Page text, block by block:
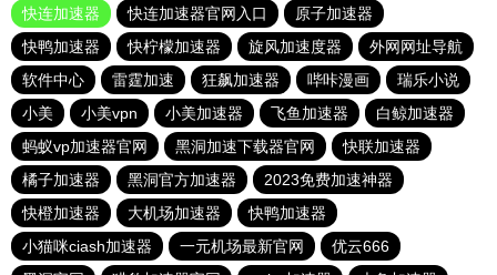
快连加速器
快连加速器官网入口
原子加速器
快鸭加速器
快柠檬加速器 旋风加速度器
外网网址导航
软件中心
雷霆加速 狂飙加速器 哔咔漫画
瑞乐小说
小美
小美vpn 小美加速器 飞鱼加速器
白鲸加速器
蚂蚁vp加速器官网
黑洞加速下载器官网
快联加速器
橘子加速器
黑洞官方加速器
2023免费加速神器
快橙加速器
大机场加速器
快鸭加速器
小猫咪ciash加速器
一元机场最新官网
优云666